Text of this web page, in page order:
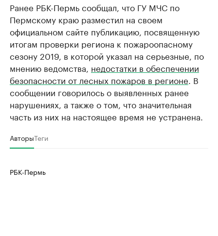
Ранее РБК-Пермь сообщал, что ГУ МЧС по
Пермскому краю разместил на своем
официальном сайте публикацию, посвященную
итогам проверки региона к пожароопасному
сезону 2019, в которой указал на серьезные, по
мнению ведомства, недостатки в обеспечении
безопасности от лесных пожаров в регионе . В
сообщении говорилось о выявленных ранее
нарушениях, а также о том, что значительная
часть из них на настоящее время не устранена.
АвторыТеги
РБК-Пермь